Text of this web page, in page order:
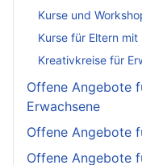
Kurse und
Kurse für Eltern mit
Kreativkreise für
Offene Angebote
Erwachsene
Offene Angebote
Offene Angebote